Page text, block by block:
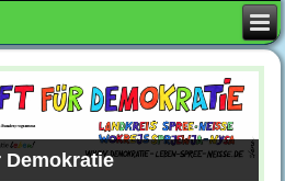
Demokratie